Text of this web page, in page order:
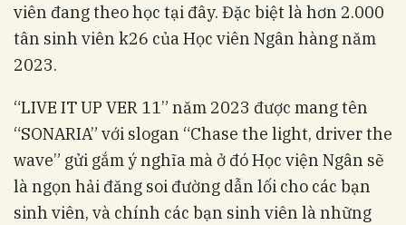
viên đang theo học tại đây. Đặc biệt là hơn 2.000
tân sinh viên k26 của Học viên Ngân hàng năm
2023.
“LIVE IT UP VER 11” năm 2023 được mang tên
“SONARIA” với slogan “Chase the light, driver the
wave” gửi gắm ý nghĩa mà ở đó Học viện Ngân sẽ
là ngọn hải đăng soi đường dẫn lối cho các bạn
sinh viên, và chính các bạn sinh viên là những